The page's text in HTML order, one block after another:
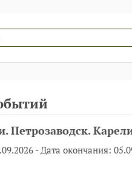
Петрозаводск.
- Дата окончания: